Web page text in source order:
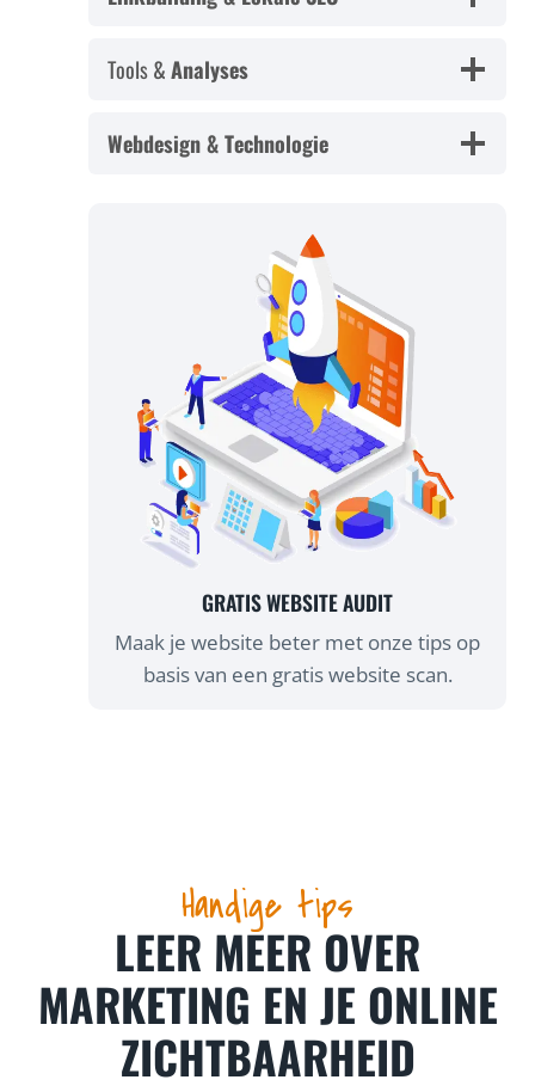
Tools &Analyses
Webdesign & Technologie
GRATIS WEBSITE AUDIT
Maak je website beter met onze tips op
basis van een gratis website scan.
Handige tips
LEER MEER OVER
MARKETING EN JE ONLINE
ZICHTBAARHEID